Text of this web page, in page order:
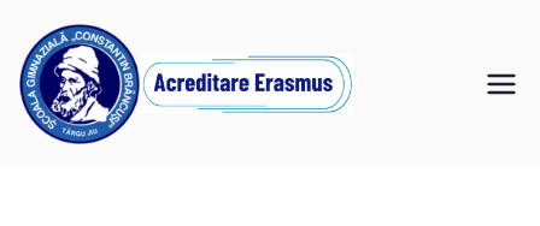
conținut
Şcoala
,,Învăţăm pentru noi, învăţăm pentru viitor"